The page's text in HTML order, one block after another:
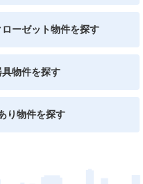
ーゼット物件を探す
物件を探す
り物件を探す